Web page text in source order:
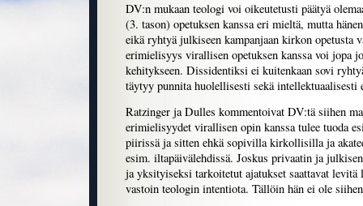
DV:n mukaan teologi voi oikeutetusti päätyä
(3. tason) opetuksen kanssa eri mieltä, mutta
eikä ryhtyä julkiseen kampanjaan kirkon opetusta
erimielisyys virallisen opetuksen kanssa voi jopa
kehitykseen. Dissidentiksi ei kuitenkaan sovi
täytyy punnita huolellisesti sekä intellektuaalisesti
Ratzinger ja Dulles kommentoivat DV:tä siihen
erimielisyydet virallisen opin kanssa tulee tuoda
piirissä ja sitten ehkä sopivilla kirkollisilla ja
esim. iltapäivälehdissä. Joskus privaatin ja
ja yksityiseksi tarkoitetut ajatukset saattavat levitä
vastoin teologin intentiota. Tällöin hän ei ole